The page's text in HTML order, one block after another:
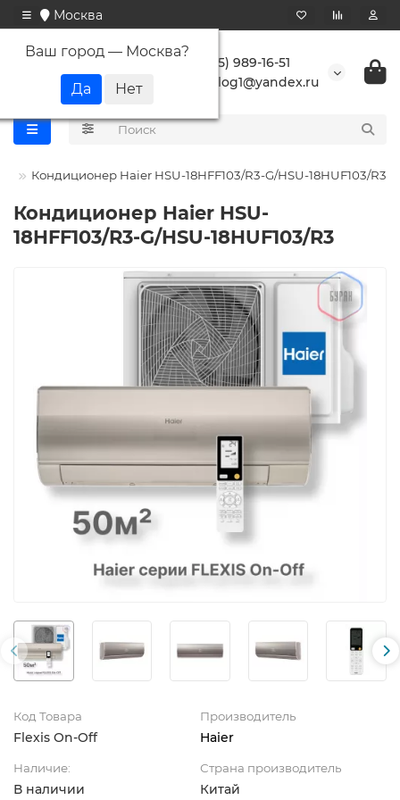
Москва
Ваш город — Москва?
+7 (495) 989-16-51
buranlog1@yandex.ru
Кондиционер Haier HSU-18HFF103/R3-G/HSU-18HUF103/R3
Кондиционер Haier HSU-
18HFF103/R3-G/HSU-18HUF103/R3
Код Товара
Flexis On-Off
Производитель
Haier
Наличие:
В наличии
Страна производитель
Китай